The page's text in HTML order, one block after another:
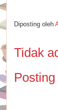
Diposting oleh
Tidak